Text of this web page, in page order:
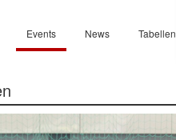
Events News Tabellen